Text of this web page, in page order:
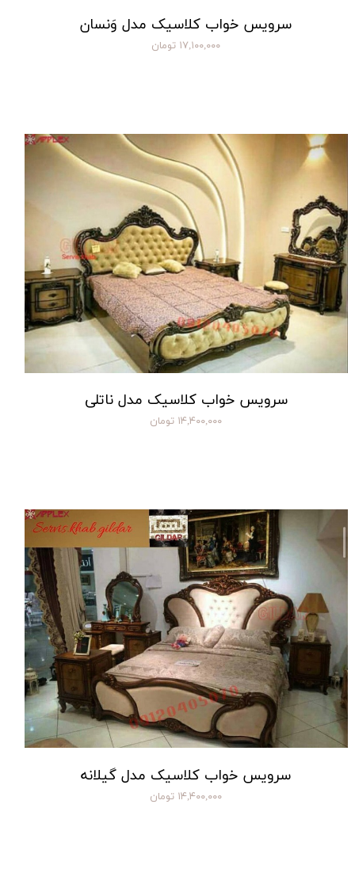
سرویس خواب کلاسیک مدل وَنسان
۱۷,۱۰۰,۰۰۰ تومان
سرویس خواب کلاسیک مدل ناتلی
۱۴,۴۰۰,۰۰۰ تومان
سرویس خواب کلاسیک مدل گیلانه
۱۴,۴۰۰,۰۰۰ تومان